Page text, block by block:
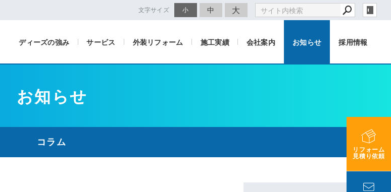
文字サイズ 小 中 大
ディーズの強み サービス 外装リフォーム 施工実績 会社案内 お知らせ 採用情報
リフォーム
見積り依頼
お知らせ
コラム